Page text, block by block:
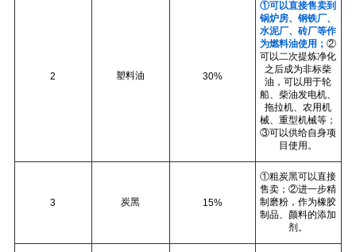
2 塑料油 30%
①可以直接售卖到
锅炉房、钢铁厂、
水泥厂、砖厂等作
为燃料油使用；②
可以二次提炼净化
之后成为非标柴
油，可以用于轮
船、柴油发电机、
拖拉机、农用机
械、重型机械等；
③可以供给自身项
目使用。
3 炭黑 15%
①粗炭黑可以直接
售卖；②进一步精
制磨粉，作为橡胶
制品、颜料的添加
剂。